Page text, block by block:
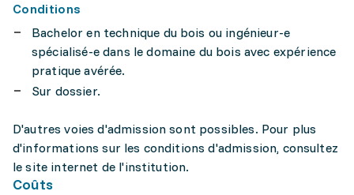
Conditions
Bachelor en technique du bois ou ingénieur-e
spécialisé-e dans le domaine du bois avec expérience
pratique avérée.
Sur dossier.
D'autres voies d'admission sont possibles. Pour plus
d'informations sur les conditions d'admission, consultez
le site internet de l'institution.
Coûts